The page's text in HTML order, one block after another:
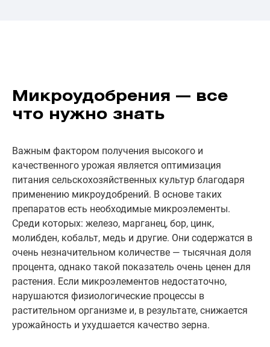
Микроудобрения — все
что нужно знать
Важным фактором получения высокого и
качественного урожая является оптимизация
питания сельскохозяйственных культур благодаря
применению микроудобрений. В основе таких
препаратов есть необходимые микроэлементы.
Среди которых: железо, марганец, бор, цинк,
молибден, кобальт, медь и другие. Они содержатся в
очень незначительном количестве — тысячная доля
процента, однако такой показатель очень ценен для
растения. Если микроэлементов недостаточно,
нарушаются физиологические процессы в
растительном организме и, в результате, снижается
урожайность и ухудшается качество зерна.